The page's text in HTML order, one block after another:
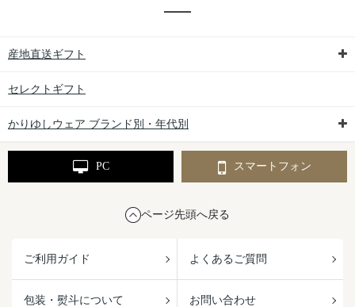
産地直送ギフト
セレクトギフト
かりゆしウェア ブランド別・年代別
PC スマートフォン
ページ先頭へ戻る
ご利用ガイド よくあるご質問
包装・熨斗について お問い合わせ